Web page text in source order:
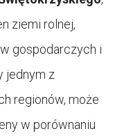
ziemi rolnej,
gospodarczych i
jednym z
regionów, może
w porównaniu